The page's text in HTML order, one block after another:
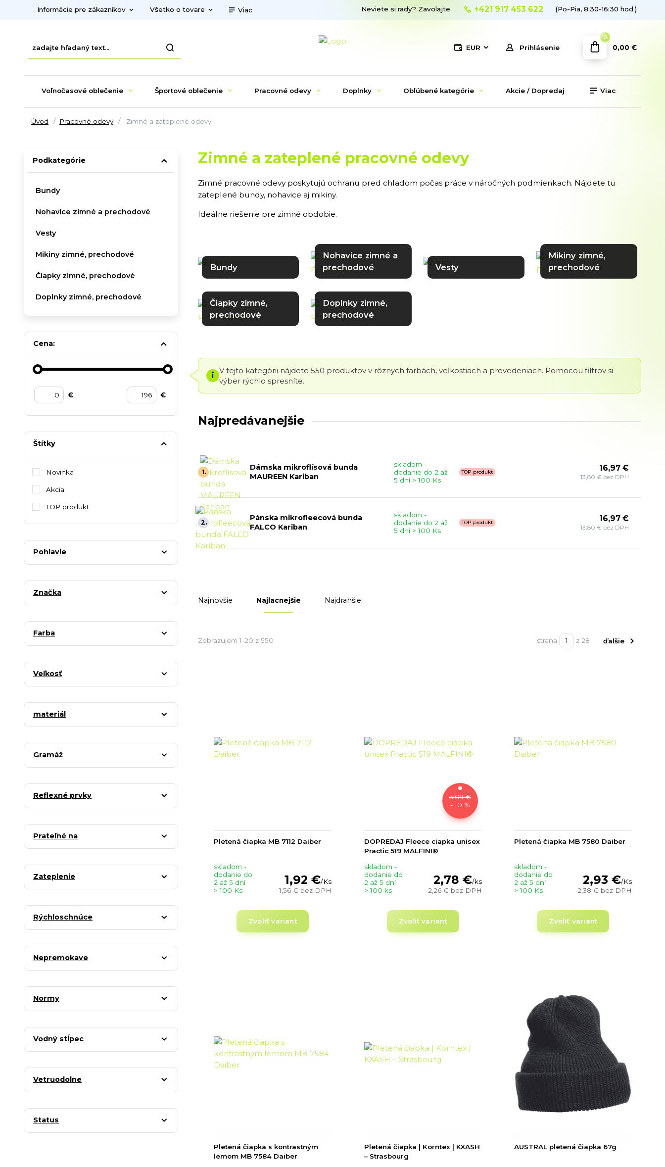
Informácie pre zákazníkov Všetko o tovare Viac
EUR Prihlásenie
Neviete si rady? Zavolajte. +421 917 453 622 (Po-Pia, 8:30-16:30 hod.)
0
0,00 €
Voľnočasové oblečenie Športové oblečenie Pracovné odevy Doplnky Obľúbené kategórie Akcie / Dopredaj Viac
Úvod Pracovné odevy Zimné a zateplené odevy
Zimné a zateplené pracovné odevy
Zimné pracovné odevy poskytujú ochranu pred chladom počas práce v náročných podmienkach. Nájdete tu
zateplené bundy, nohavice aj mikiny.
Ideálne riešenie pre zimné obdobie.
Bundy
Nohavice zimné a
prechodové
Vesty
Mikiny zimné,
prechodové
Čiapky zimné,
prechodové
Doplnky zimné,
prechodové
i
V tejto kategórii nájdete 550 produktov v rôznych farbách, veľkostiach a prevedeniach. Pomocou filtrov si
výber rýchlo spresníte.
Najpredávanejšie
1.
Dámska mikroflísová bunda
MAUREEN Kariban
skladom -
dodanie do 2 až
5 dní > 100 Ks
TOP produkt 16,97 €
13,80 € bez DPH
2.
Pánska mikrofleecová bunda
FALCO Kariban
skladom -
dodanie do 2 až
5 dní > 100 Ks
TOP produkt 16,97 €
13,80 € bez DPH
Najnovšie Najlacnejšie Najdrahšie
Zobrazujem 1-20 z 550 strana z 28 ďalšie
Pletená čiapka MB 7112 Daiber
1,92 €/Ks
1,56 € bez DPH
skladom -
dodanie do
2 až 5 dní
> 100 Ks
Zvoliť variant
3,09 €
- 10 %
DOPREDAJ Fleece ciapka unisex
Practic 519 MALFINI®
2,78 €/ks
2,26 € bez DPH
skladom -
dodanie do
2 až 5 dní
> 100 ks
Zvoliť variant
Pletená čiapka MB 7580 Daiber
2,93 €/Ks
2,38 € bez DPH
skladom -
dodanie do
2 až 5 dní
> 100 Ks
Zvoliť variant
Pletená čiapka s kontrastným
lemom MB 7584 Daiber
Pletená čiapka | Korntex | KXASH
– Strasbourg
AUSTRAL pletená čiapka 67g
Podkategórie
Bundy
Nohavice zimné a prechodové
Vesty
Mikiny zimné, prechodové
Čiapky zimné, prechodové
Doplnky zimné, prechodové
Cena:
€ €
Štítky
Novinka
Akcia
TOP produkt
Pohlavie
Značka
Farba
Veľkosť
materiál
Gramáž
Reflexné prvky
Prateľné na
Zateplenie
Rýchloschnúce
Nepremokave
Normy
Vodný stĺpec
Vetruodolne
Status